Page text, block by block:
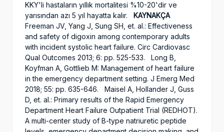
KKY'li hastaların yıllık mortalitesi %10-20'dir ve
yarısından azı 5 yıl hayatta kalır. KAYNAKÇA
Freeman JV, Yang J, Sung SH, et. al.: Effectiveness
and safety of digoxin among contemporary adults
with incident systolic heart failure. Circ Cardiovasc
Qual Outcomes 2013; 6: pp. 525-533. Long B,
Koyfman A, Gottlieb M: Management of heart failure
in the emergency department setting. J Emerg Med
2018; 55: pp. 635-646. Maisel A, Hollander J, Guss
D, et. al.: Primary results of the Rapid Emergency
Department Heart Failure Outpatient Trial (REDHOT).
A multi-center study of B-type natriuretic peptide